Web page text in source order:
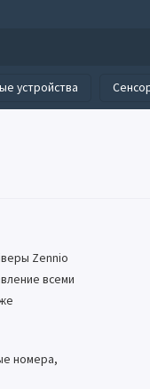
устройства
Zennio
всеми
номера,